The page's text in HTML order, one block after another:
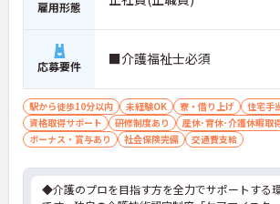
雇用形態
応募要件 ■介護福祉士必須
駅から徒歩10分以内 未経験OK 寮・借り上げ
住宅手
資格取得サポート
研修制度あり
産休･育休･介護休暇取
ボーナス・賞与あり
社会保険完備 交通費支給
◆介護のプロを目指す方を全力でサポートする